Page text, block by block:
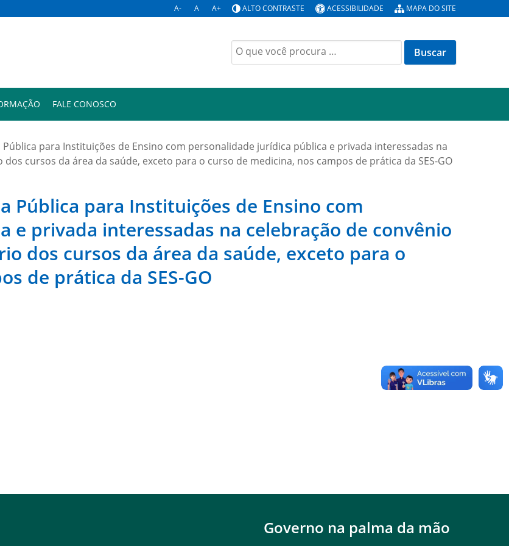
A- A A+ ALTO CONTRASTE ACESSIBILIDADE MAPA DO SITE
Buscar
por:
FALE CONOSCO
Pública para Instituições de Ensino com personalidade jurídica pública e privada interessadas na
cursos da área da saúde, exceto para o curso de medicina, nos campos de prática da SES-GO
Pública para Instituições de Ensino com
e privada interessadas na celebração de convênio
dos cursos da área da saúde, exceto para o
de prática da SES-GO
Governo na palma da mão